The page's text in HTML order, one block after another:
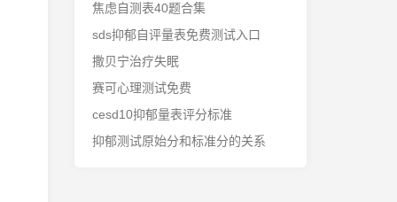
焦虑自测表40题合集
sds抑郁自评量表免费测试入口
撒贝宁治疗失眠
赛可心理测试免费
cesd10抑郁量表评分标准
抑郁测试原始分和标准分的关系